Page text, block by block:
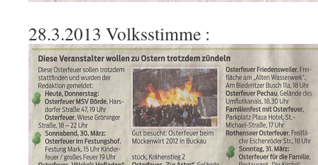
28.3.2013 Volksstimme :